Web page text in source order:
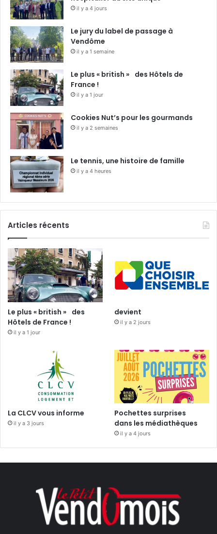
il y a 4 jours
Le jury du label de passage à
Vendôme
il y a 1 semaine
Le plus « british » des Hôtels de
France !
il y a 1 jour
Cookies Nut’s pour les gourmands
il y a 2 semaines
Le tennis, une histoire de famille
il y a 4 heures
Articles récents
Le plus « british » des
Hôtels de France !
il y a 1 jour
devient
il y a 2 jours
La CLCV vous informe
il y a 3 jours
Pochettes surprises
dans les médiathèques
il y a 4 jours